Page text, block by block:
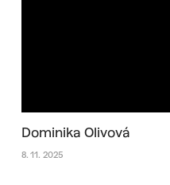
Dominika Olivová
8. 11. 2025